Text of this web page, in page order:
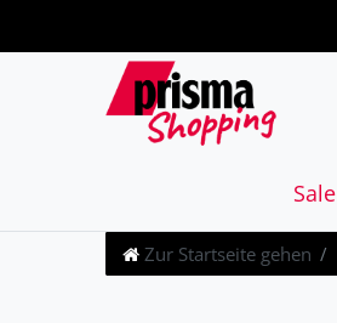
Sale
Zur Startseite gehen